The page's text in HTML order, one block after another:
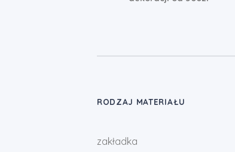
RODZAJ MATERIAŁU
zakładka